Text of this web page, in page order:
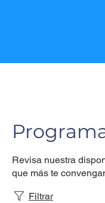
Revisa nuestra
que más te
Filtrar